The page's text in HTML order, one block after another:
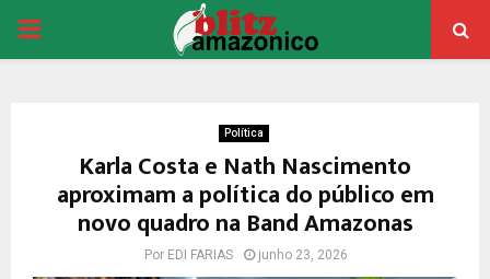
PRIMARY
Política
Karla Costa e Nath Nascimento
aproximam a política do público em
novo quadro na Band Amazonas
Por EDI FARIAS junho 23, 2026